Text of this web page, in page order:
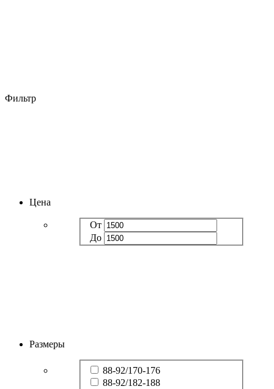
Фильтр
Цена
От
До
Размеры
88-92/170-176
88-92/182-188